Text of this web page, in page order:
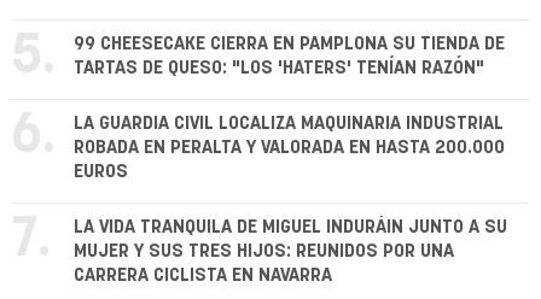
5.
99 CHEESECAKE CIERRA EN PAMPLONA SU TIENDA DE
TARTAS DE QUESO: "LOS 'HATERS' TENÍAN RAZÓN"
6.
LA GUARDIA CIVIL LOCALIZA MAQUINARIA INDUSTRIAL
ROBADA EN PERALTA Y VALORADA EN HASTA 200.000
EUROS
7.
LA VIDA TRANQUILA DE MIGUEL INDURÁIN JUNTO A SU
MUJER Y SUS TRES HIJOS: REUNIDOS POR UNA
CARRERA CICLISTA EN NAVARRA